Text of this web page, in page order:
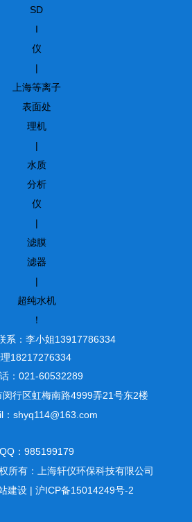
SD
I
仪
|
上海等离子
表面处
理机
|
水质
分析
仪
|
滤膜
滤器
|
超纯水机
！
系：李小姐13917786334
18217276334
：021-60532289
行区虹梅南路4999弄21号东2楼
：shyq114@163.com
QQ：985199179
所有：上海轩仪环保科技有限公司
建设| 沪ICP备15014249号-2